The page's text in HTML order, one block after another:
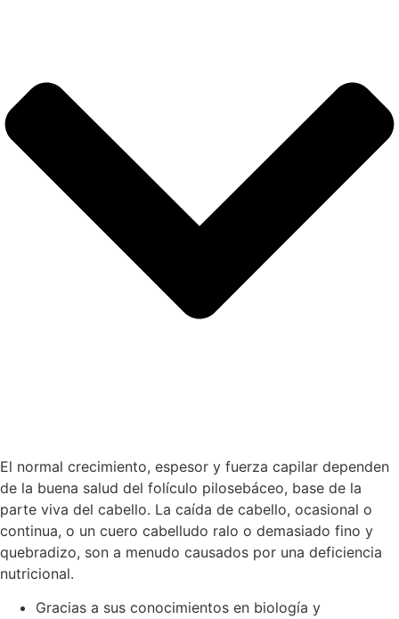
El normal crecimiento, espesor y fuerza capilar dependen
de la buena salud del folículo pilosebáceo, base de la
parte viva del cabello. La caída de cabello, ocasional o
continua, o un cuero cabelludo ralo o demasiado fino y
quebradizo, son a menudo causados por una deficiencia
nutricional.
Gracias a sus conocimientos en biología y